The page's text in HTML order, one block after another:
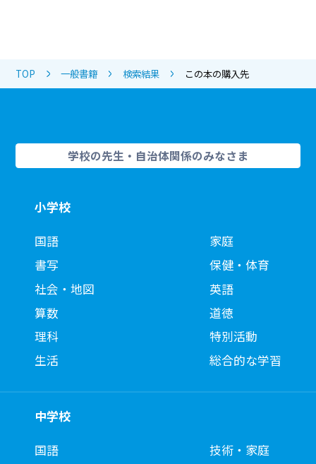
TOP 一般書籍 検索結果 この本の購入先
学校の先生・自治体関係のみなさま
小学校
国語
書写
社会・地図
算数
理科
生活
家庭
保健・体育
英語
道徳
特別活動
総合的な学習
中学校
国語
技術・家庭